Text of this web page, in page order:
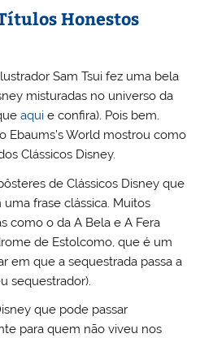
Honestos
Sam Tsui fez uma bela
misturadas no universo da
aqui e confira). Pois bem.
Ebaums’s World mostrou como
Clássicos Disney.
de Clássicos Disney que
frase clássica. Muitos
como o da A Bela e A Fera
de Estolcomo, que é um
em que a sequestrada passa a
sequestrador).
que pode passar
para quem não viveu nos